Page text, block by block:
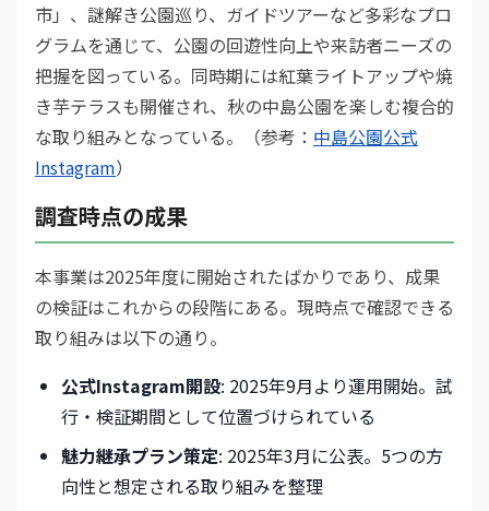
市」、謎解き公園巡り、ガイドツアーなど多彩なプロ
グラムを通じて、公園の回遊性向上や来訪者ニーズの
把握を図っている。同時期には紅葉ライトアップや焼
き芋テラスも開催され、秋の中島公園を楽しむ複合的
な取り組みとなっている。（参考： 中島公園公式
Instagram）
調査時点の成果
本事業は2025年度に開始されたばかりであり、成果
の検証はこれからの段階にある。現時点で確認できる
取り組みは以下の通り。
公式Instagram開設: 2025年9月より運用開始。試
行・検証期間として位置づけられている
魅力継承プラン策定: 2025年3月に公表。5つの方
向性と想定される取り組みを整理